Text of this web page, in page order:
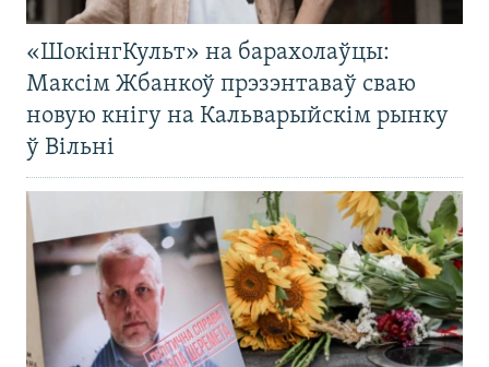
«ШокінгКульт» на барахолаўцы:
Максім Жбанкоў прэзэнтаваў сваю
новую кнігу на Кальварыйскім рынку
ў Вільні